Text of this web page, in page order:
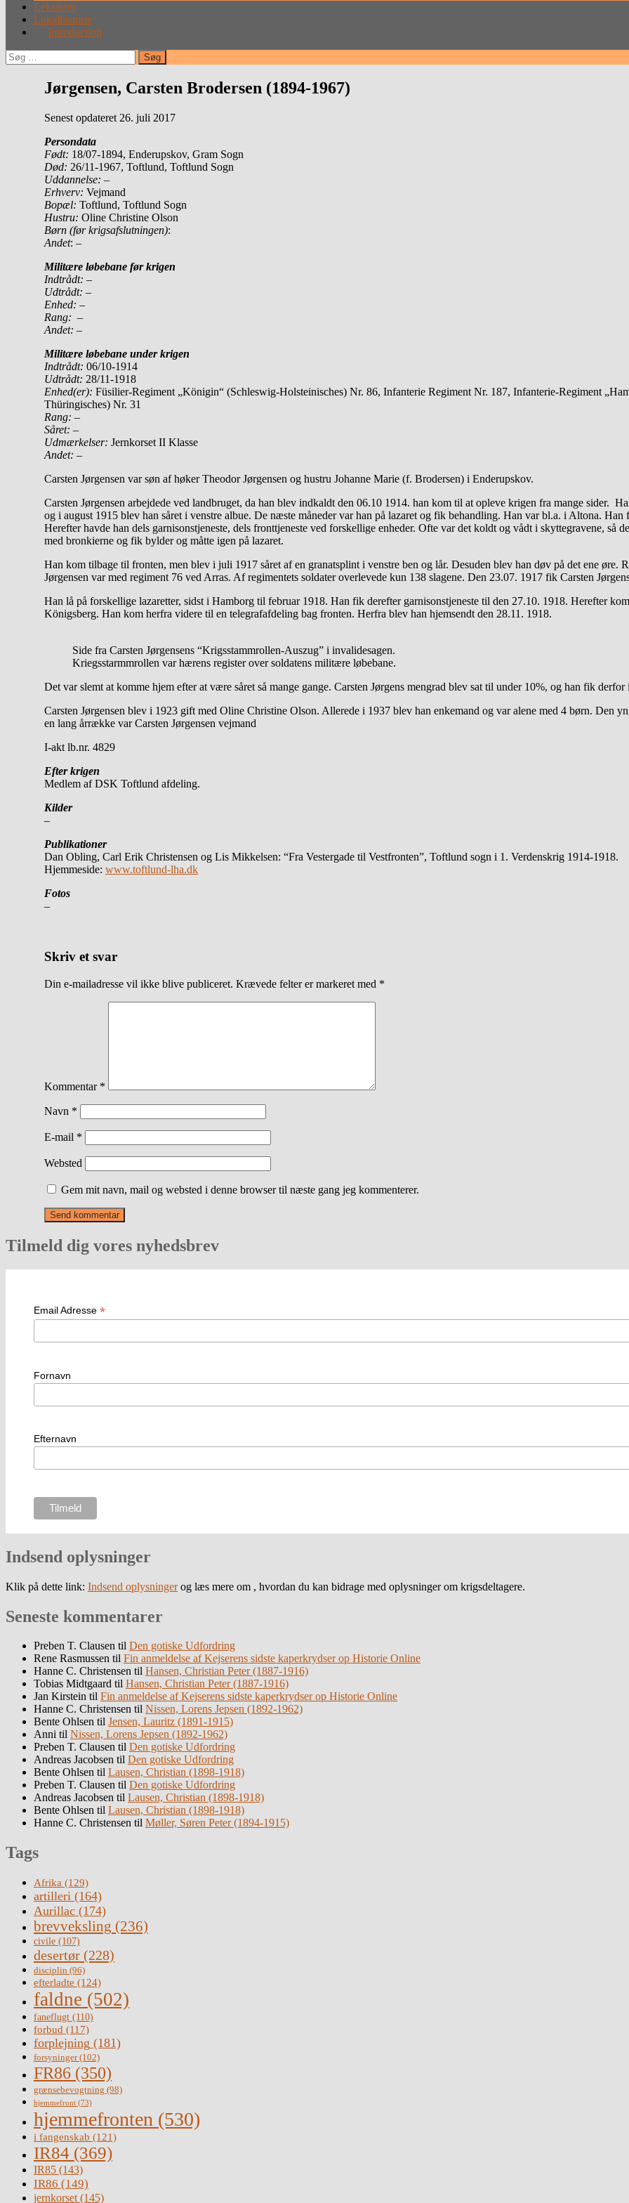
Leksikon
Lokalhistorie
Introduction
Søg
efter:
Jørgensen, Carsten Brodersen (1894-1967)
Senest opdateret 26. juli 2017
Persondata
Født: 18/07-1894, Enderupskov, Gram Sogn
Død: 26/11-1967, Toftlund, Toftlund Sogn
Uddannelse: –
Erhverv: Vejmand
Bopæl: Toftlund, Toftlund Sogn
Hustru: Oline Christine Olson
Børn (før krigsafslutningen):
Andet: –
Militære løbebane før krigen
Indtrådt: –
Udtrådt: –
Enhed: –
Rang: –
Andet: –
Militære løbebane under krigen
Indtrådt: 06/10-1914
Udtrådt: 28/11-1918
Enhed(er): Füsilier-Regiment „Königin“ (Schleswig-Holsteinisches) Nr. 86, Infanterie Regiment Nr. 187, Infanterie-Regiment
Thüringisches) Nr. 31
Rang: –
Såret: –
Udmærkelser: Jernkorset II Klasse
Andet: –
Carsten Jørgensen var søn af høker Theodor Jørgensen og hustru Johanne Marie (f. Brodersen) i Enderupskov.
Carsten Jørgensen arbejdede ved landbruget, da han blev indkaldt den 06.10 1914. han kom til at opleve krigen fra mange sider.
og i august 1915 blev han såret i venstre albue. De næste måneder var han på lazaret og fik behandling. Han var bl.a. i Altona.
Herefter havde han dels garnisonstjeneste, dels fronttjeneste ved forskellige enheder. Ofte var det koldt og vådt i skyttegravene, så
med bronkierne og fik bylder og måtte igen på lazaret.
Han kom tilbage til fronten, men blev i juli 1917 såret af en granatsplint i venstre ben og lår. Desuden blev han døv på det ene øre.
Jørgensen var med regiment 76 ved Arras. Af regimentets soldater overlevede kun 138 slagene. Den 23.07. 1917 fik Carsten
Han lå på forskellige lazaretter, sidst i Hamborg til februar 1918. Han fik derefter garnisonstjeneste til den 27.10. 1918. Herefter
Königsberg. Han kom herfra videre til en telegrafafdeling bag fronten. Herfra blev han hjemsendt den 28.11. 1918.
Side fra Carsten Jørgensens “Krigsstammrollen-Auszug” i invalidesagen.
Kriegsstarmmrollen var hærens register over soldatens militære løbebane.
Det var slemt at komme hjem efter at være såret så mange gange. Carsten Jørgens mengrad blev sat til under 10%, og han fik
Carsten Jørgensen blev i 1923 gift med Oline Christine Olson. Allerede i 1937 blev han enkemand og var alene med 4 børn. Den
en lang årrække var Carsten Jørgensen vejmand
I-akt lb.nr. 4829
Efter krigen
Medlem af DSK Toftlund afdeling.
Kilder
–
Publikationer
Dan Obling, Carl Erik Christensen og Lis Mikkelsen: “Fra Vestergade til Vestfronten”, Toftlund sogn i 1. Verdenskrig 1914-1918.
Hjemmeside: www.toftlund-lha.dk
Fotos
–
Skriv et svar
Din e-mailadresse vil ikke blive publiceret. Krævede felter er markeret med *
Kommentar *
Navn *
E-mail *
Websted
Gem mit navn, mail og websted i denne browser til næste gang jeg kommenterer.
Tilmeld dig vores nyhedsbrev
Email Adresse *
Fornavn
Efternavn
Indsend oplysninger
Klik på dette link: Indsend oplysningerog læs mere om , hvordan du kan bidrage med oplysninger om krigsdeltagere.
Seneste kommentarer
Preben T. Clausen til Den gotiske Udfordring
Rene Rasmussen til Fin anmeldelse af Kejserens sidste kaperkrydser op Historie Online
Hanne C. Christensen til Hansen, Christian Peter (1887-1916)
Tobias Midtgaard til Hansen, Christian Peter (1887-1916)
Jan Kirstein til Fin anmeldelse af Kejserens sidste kaperkrydser op Historie Online
Hanne C. Christensen til Nissen, Lorens Jepsen (1892-1962)
Bente Ohlsen til Jensen, Lauritz (1891-1915)
Anni til Nissen, Lorens Jepsen (1892-1962)
Preben T. Clausen til Den gotiske Udfordring
Andreas Jacobsen til Den gotiske Udfordring
Bente Ohlsen til Lausen, Christian (1898-1918)
Preben T. Clausen til Den gotiske Udfordring
Andreas Jacobsen til Lausen, Christian (1898-1918)
Bente Ohlsen til Lausen, Christian (1898-1918)
Hanne C. Christensen til Møller, Søren Peter (1894-1915)
Tags
Afrika (129)
artilleri (164)
Aurillac (174)
brevveksling (236)
civile (107)
desertør (228)
disciplin (96)
efterladte (124)
faldne (502)
faneflugt (110)
forbud (117)
forplejning (181)
forsyninger(102)
FR86 (350)
grænsebevogtning (98)
hjemmefront (73)
hjemmefronten (530)
i fangenskab (121)
IR84 (369)
IR85 (143)
IR86 (149)
jernkorset(145)